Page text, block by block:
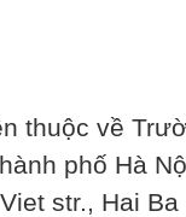
thuộc về
phố Hà
str., Hai